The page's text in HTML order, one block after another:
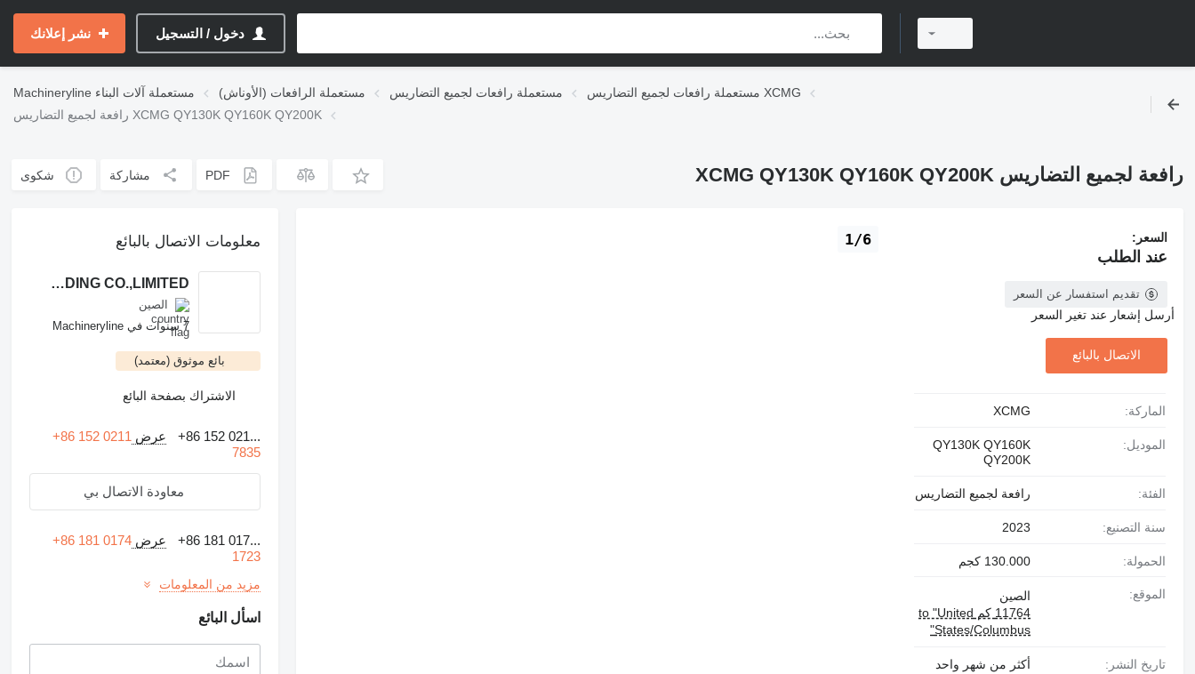
دخول / التسجيل نشر إعلانك
Machineryline مستعملة آلات البناء مستعملة الرافعات (الأوناش) مستعملة رافعات لجميع التضاريس
مستعملة رافعات لجميع التضاريس XCMG
رافعة لجميع التضاريس XCMG QY130K QY160K QY200K
رافعة لجميع التضاريس XCMG QY130K QY160K QY200K PDF مشاركة شكوى
1/6 السعر:
عند الطلب
تقديم استفسار عن السعر
أرسل إشعار عند تغير السعر
الاتصال بالبائع
الماركة: XCMG
الموديل:
QY130K QY160K
QY200K
الفئة: رافعة لجميع التضاريس
سنة التصنيع: 2023
الحمولة: 130.000 كجم
الموقع:
الصين
11764 كم to "United
States/Columbus"
تاريخ النشر: أكثر من شهر واحد
معلومات الاتصال بالبائع
SHANG HAI KAI YING TRADING CO.,LIMITED
الصين
7 سنوات في Machineryline
بائع موثوق (معتمد)
الاشتراك بصفحة البائع
+86 152 021... عرض +86 152 0211
7835
معاودة الاتصال بي
+86 181 017... عرض+86 181 0174
1723
مزيد من المعلومات
اسأل البائع